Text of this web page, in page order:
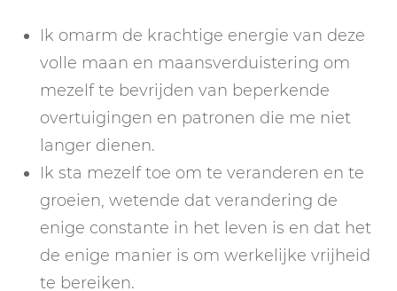
Ik omarm de krachtige energie van deze
volle maan en maansverduistering om
mezelf te bevrijden van beperkende
overtuigingen en patronen die me niet
langer dienen.
Ik sta mezelf toe om te veranderen en te
groeien, wetende dat verandering de
enige constante in het leven is en dat het
de enige manier is om werkelijke vrijheid
te bereiken.